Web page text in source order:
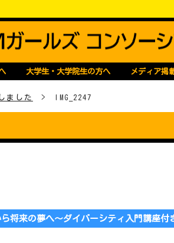
大学生・大学院生の方へ メディア掲
ました > IMG_2247
将来の夢へ～ダイバーシティ入門講座付